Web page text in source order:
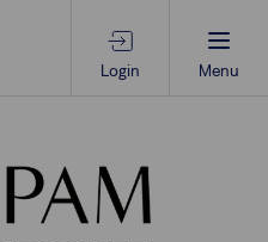
Login Menu